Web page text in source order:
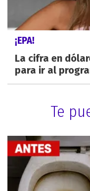
¡EPA!
La cifra en
para ir al
Te